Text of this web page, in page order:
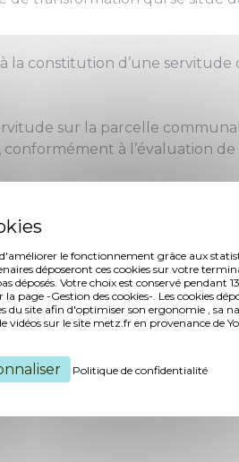
le fonctionnement grâce aux
déposeront ces cookies sur votre
déposés. Votre choix est conservé pendant
-Gestion des cookies-. Les cookies
site afin d'optimiser son ergonomie , sa
vidéos sur le site metz.fr en provenance de
Politique de confidentialité
la constitution d’une servitude
sur la parcelle
à l’évaluation de
communal de deux ligne